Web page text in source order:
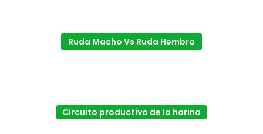
Ruda Macho Vs Ruda Hembra
Circuito productivo de la harina